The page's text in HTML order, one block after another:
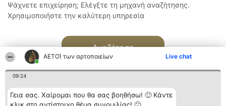
ΑΕΤΟΊ των αρτοποιείων Live chat
09:24
Γεια σας. Χαίρομαι που θα σας βοηθήσω! 🙂 Κάντε
Ψάχνετε επιχείρηση; Ελέγξτε τη μηχανή αναζήτησης.
Χρησιμοποιήστε την καλύτερη υπηρεσία
Αναζήτηση